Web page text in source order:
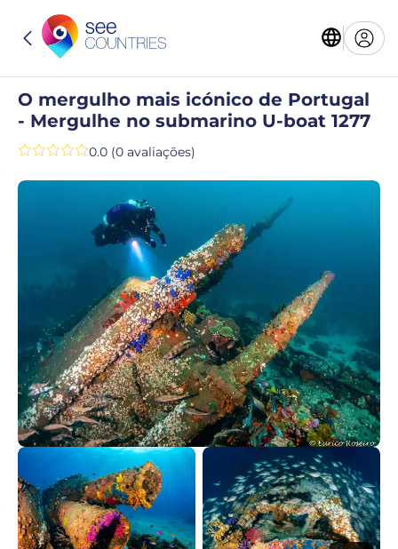
O mergulho mais icónico de Portugal
- Mergulhe no submarino U-boat 1277
0.0 (0 avaliações)